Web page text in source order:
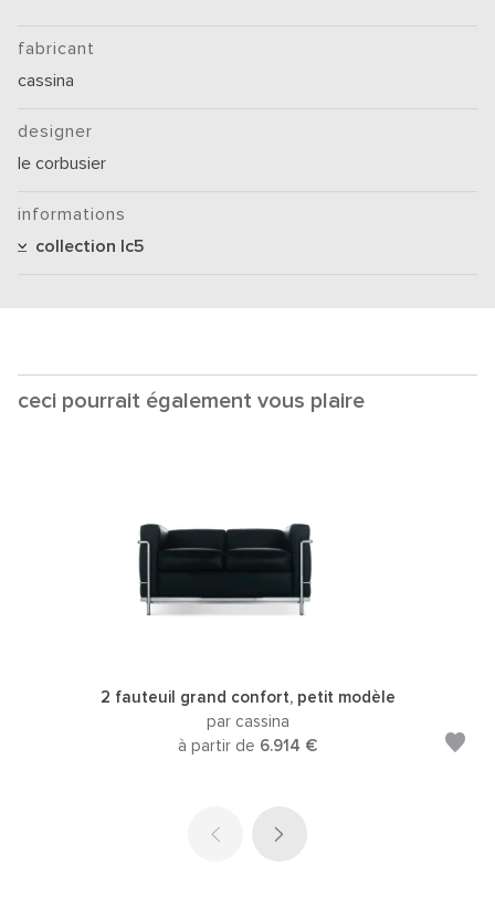
fabricant
cassina
designer
le corbusier
informations
collection lc5
ceci pourrait également vous plaire
2 fauteuil grand confort, petit modèle
par cassina
à partir de 6.914 €